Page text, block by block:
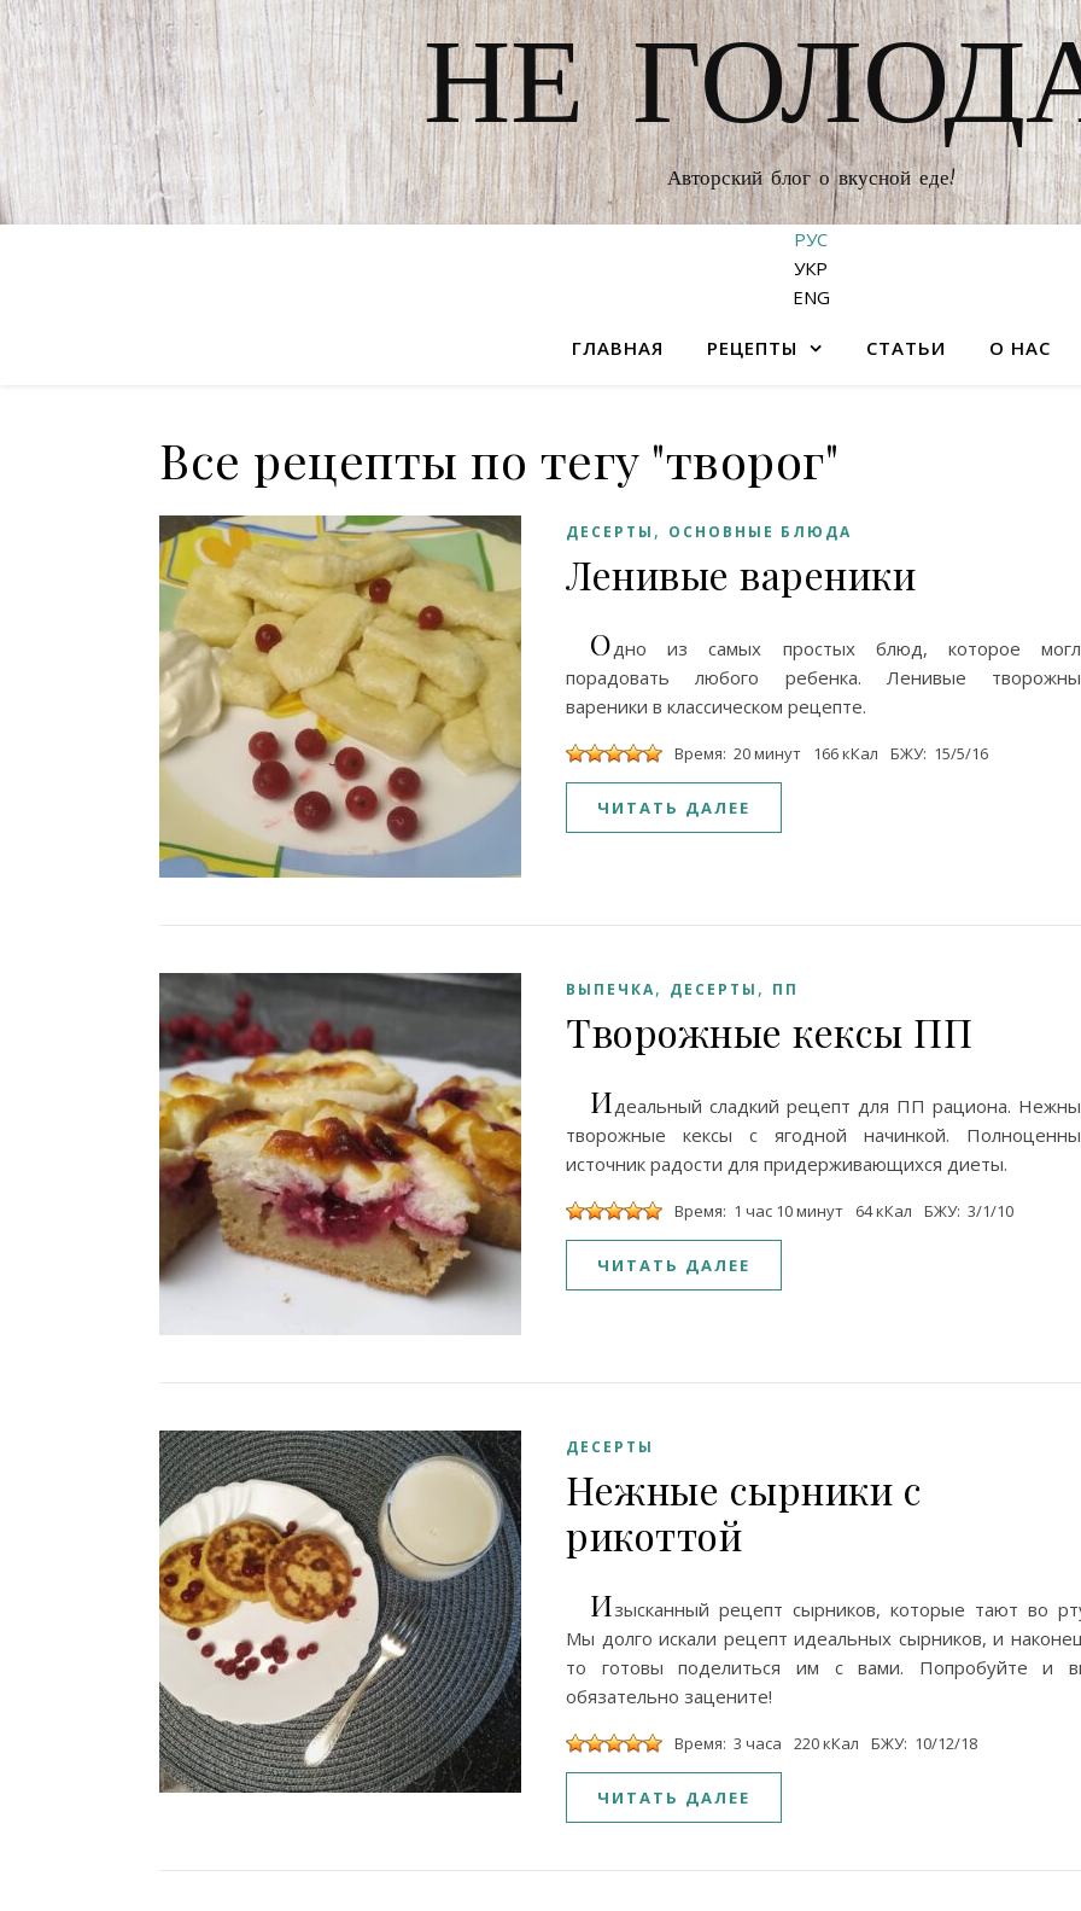
НЕ Авторский блог о вкусной еде!
РУС
УКР
ENG
ГЛАВНАЯ РЕЦЕПТЫ СТАТЬИ О НАС
Все рецепты по тегу "творог"
ДЕСЕРТЫ , ОСНОВНЫЕ БЛЮДА
Ленивые вареники
Одно из самых простых блюд, которое
порадовать любого ребенка. Ленивые
вареники в классическом рецепте.
Время: 20 минут 166 кКал БЖУ: 15/5/16
ЧИТАТЬ ДАЛЕЕ
ВЫПЕЧКА, ДЕСЕРТЫ , ПП
Творожные кексы ПП
Идеальный сладкий рецепт для ПП рациона.
творожные кексы с ягодной начинкой.
источник радости для придерживающихся диеты.
Время: 1 час 10 минут 64 кКал БЖУ: 3/1/10
ЧИТАТЬ ДАЛЕЕ
ДЕСЕРТЫ
Нежные сырники с
рикоттой
Изысканный рецепт сырников, которые тают во
Мы долго искали рецепт идеальных сырников, и
то готовы поделиться им с вами. Попробуйте и
обязательно зацените!
Время: 3 часа 220 кКал БЖУ: 10/12/18
ЧИТАТЬ ДАЛЕЕ